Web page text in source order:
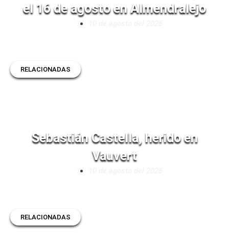
el 16 de agosto en Almendralejo
RELACIONADAS
Sebastián Castella, herido en
Vauvert
RELACIONADAS